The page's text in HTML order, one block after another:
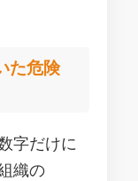
た危険
字だけに
織の